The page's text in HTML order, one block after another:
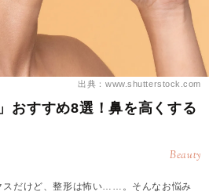
出典：www.shutterstock.com
おすすめ8選！鼻を高くする
Beauty
スだけど、整形は怖い……。そんなお悩み